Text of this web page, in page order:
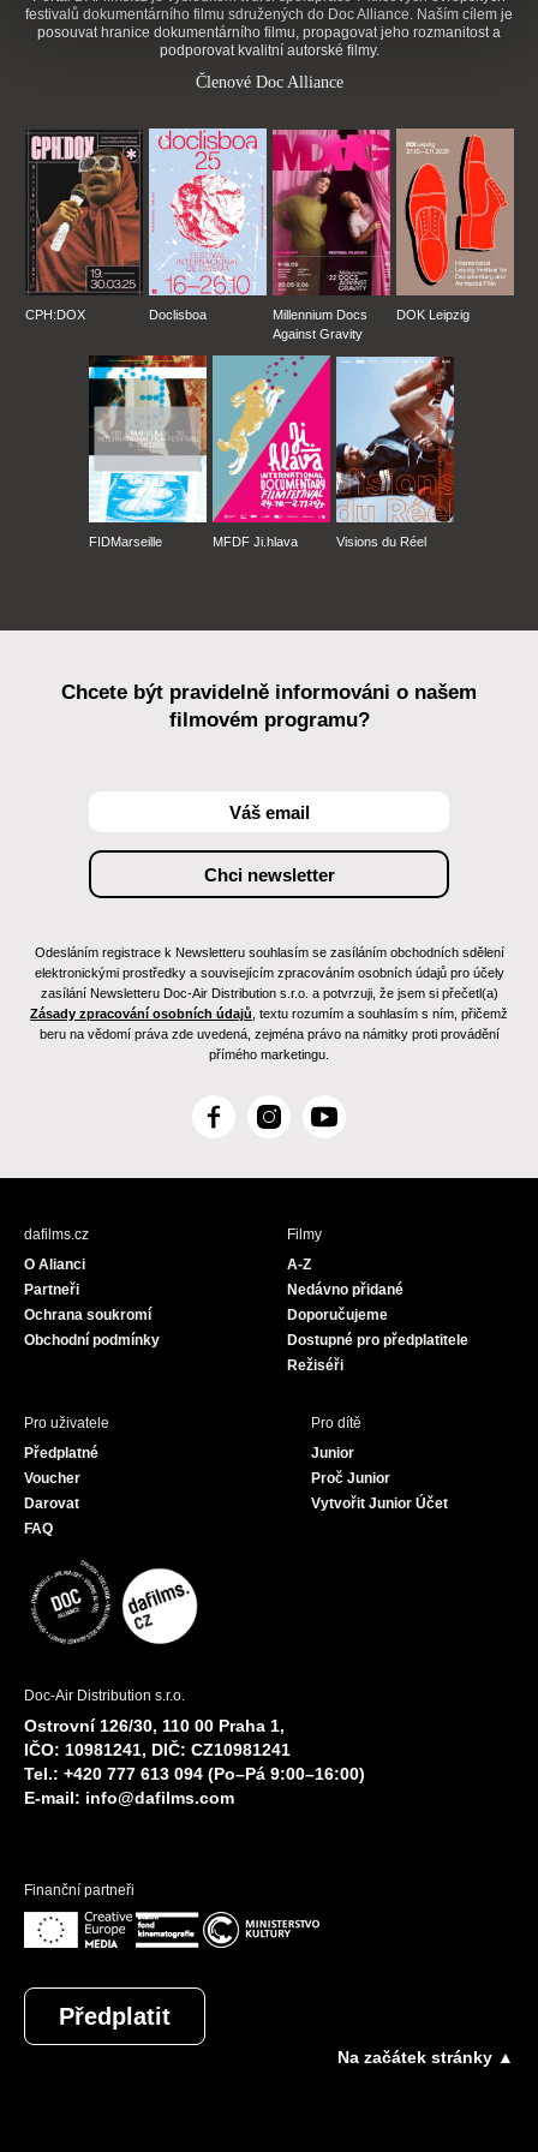
festivalů dokumentárního filmu sdružených do Doc Alliance. Naším cílem je
posouvat hranice dokumentárního filmu, propagovat jeho rozmanitost a
podporovat kvalitní autorské filmy.
Členové Doc Alliance
CPH:DOX Doclisboa
Millennium Docs
Against Gravity
DOK Leipzig
FIDMarseille MFDF Ji.hlava Visions du Réel
Chcete být pravidelně informováni o našem
filmovém programu?
Odesláním registrace k Newsletteru souhlasím se zasíláním obchodních sdělení
elektronickými prostředky a souvisejícím zpracováním osobních údajů pro účely
zasílání Newsletteru Doc-Air Distribution s.r.o. a potvrzuji, že jsem si přečetl(a)
Zásady zpracování osobních údajů , textu rozumím a souhlasím s ním, přičemž
beru na vědomí práva zde uvedená, zejména právo na námitky proti provádění
přímého marketingu.
F
c
I
s
Y
u
dafilms.cz
O Alianci
Partneři
Ochrana soukromí
Obchodní podmínky
Filmy
A-Z
Nedávno přidané
Doporučujeme
Dostupné pro předplatitele
Režiséři
Pro uživatele
Předplatné
Voucher
Darovat
FAQ
Pro dítě
Junior
Proč Junior
Vytvořit Junior Účet
Doc-Air Distribution s.r.o.
Ostrovní 126/30, 110 00 Praha 1,
IČO: 10981241, DIČ: CZ10981241
Tel.: +420 777 613 094 (Po–Pá 9:00–16:00)
E-mail: info@dafilms.com
Finanční partneři
Předplatit
Na začátek stránky ▲